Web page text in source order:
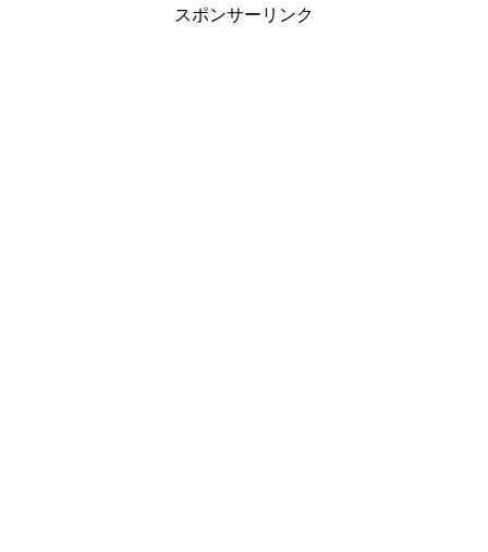
スポンサーリンク